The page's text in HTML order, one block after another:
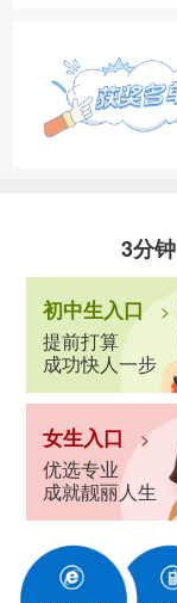
3分
初中生入口 >
提前打算
成功快人一步
女生入口 >
优选专业
成就靓丽人生